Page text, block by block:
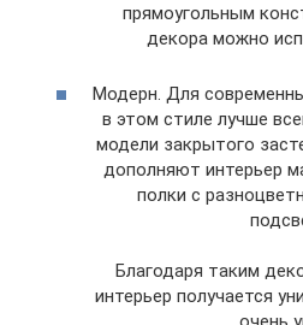
прямоугольным
декора можно
Модерн. Для
в этом стиле лучше
модели закрытого
дополняют интерьер
полки с
Благодаря таким
интерьер получается